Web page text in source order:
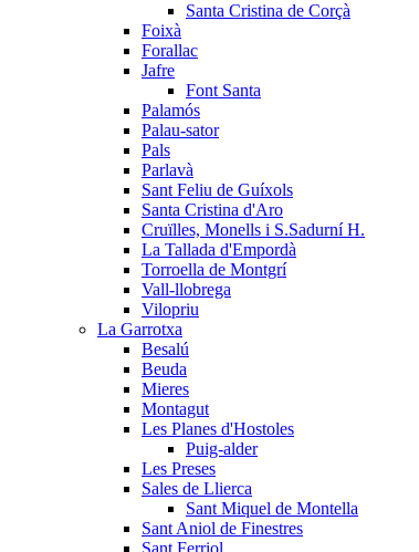
Santa Cristina de Corçà
Foixà
Forallac
Jafre
Font Santa
Palamós
Palau-sator
Pals
Parlavà
Sant Feliu de Guíxols
Santa Cristina d'Aro
Cruïlles, Monells i S.Sadurní H.
La Tallada d'Empordà
Torroella de Montgrí
Vall-llobrega
Vilopriu
La Garrotxa
Besalú
Beuda
Mieres
Montagut
Les Planes d'Hostoles
Puig-alder
Les Preses
Sales de Llierca
Sant Miquel de Montella
Sant Aniol de Finestres
Sant Ferriol